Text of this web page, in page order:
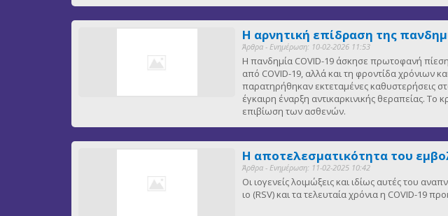
Η αρνητική επίδραση της
Άρθρα - Ενημέρωση: 10-02-2026 11:53
Η πανδημία COVID-19 άσκησε πρωτοφανή
από COVID-19, αλλά και τη φροντίδα χρόνιων
παρατηρήθηκαν εκτεταμένες καθυστερήσεις
έγκαιρη έναρξη αντικαρκινικής θεραπείας. Το
επιβίωση των ασθενών.
Η αποτελεσματικότητα του
Άρθρα - Ενημέρωση: 11-02-2025 10:42
Οι ιογενείς λοιμώξεις και ιδίως αυτές του
ιο (RSV) και τα τελευταία χρόνια η COVID-19